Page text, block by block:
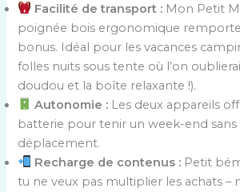
Facilité de transport : Mon Petit
poignée bois ergonomique
bonus. Idéal pour les vacances
folles nuits sous tente où l’on
doudou et la boîte relaxante !).
Autonomie : Les deux appareils
batterie pour tenir un week-end sans
déplacement.
Recharge de contenus : Petit
tu ne veux pas multiplier les achats –